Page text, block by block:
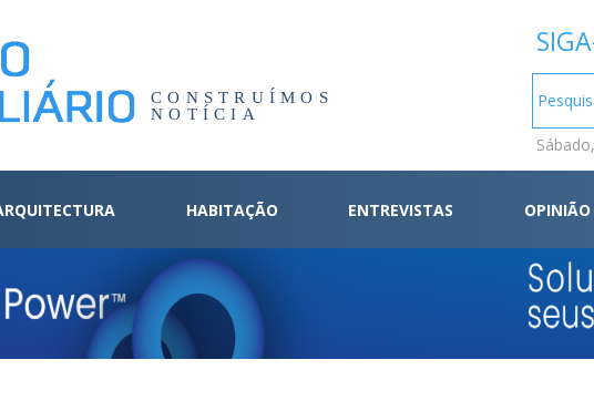
CONSTRUÍMOS
NOTÍCIA
HABITAÇÃO ENTREVISTAS OPINIÃO